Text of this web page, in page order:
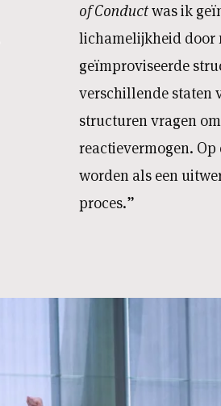
of Conductwas ik
lichamelijkheid door
geïmproviseerde
verschillende staten
structuren vragen
reactievermogen.
worden als een
proces.”